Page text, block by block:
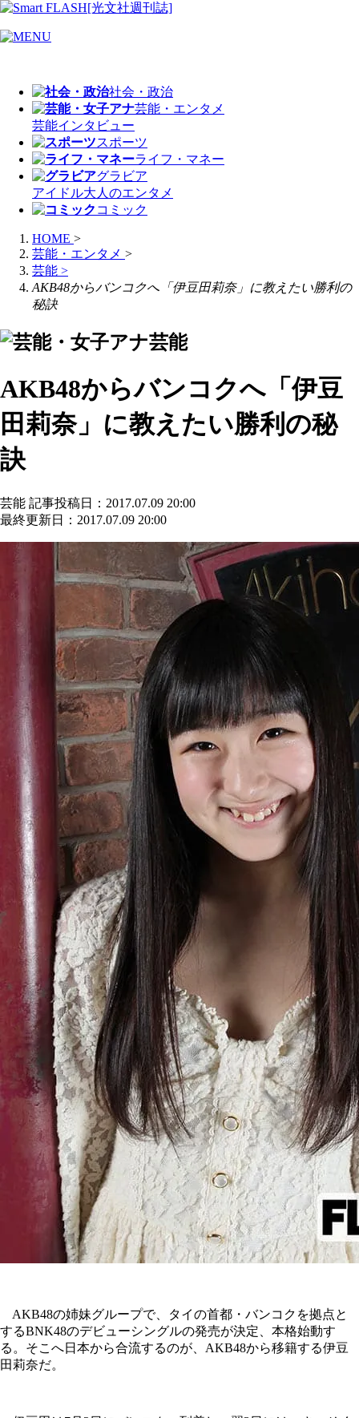
社会・政治
芸能・エンタメ
芸能インタビュー
スポーツ
ライフ・マネー
グラビア
アイドル大人のエンタメ
コミック
HOME >
芸能・エンタメ >
芸能 >
AKB48からバンコクへ「伊豆田莉奈」に教えたい勝利の
秘訣
芸能
AKB48からバンコクへ「伊豆
田莉奈」に教えたい勝利の秘
訣
芸能 記事投稿日：2017.07.09 20:00
最終更新日：2017.07.09 20:00
AKB48の姉妹グループで、タイの首都・バンコクを拠点と
するBNK48のデビューシングルの発売が決定、本格始動す
る。そこへ日本から合流するのが、AKB48から移籍する伊豆
田莉奈だ。